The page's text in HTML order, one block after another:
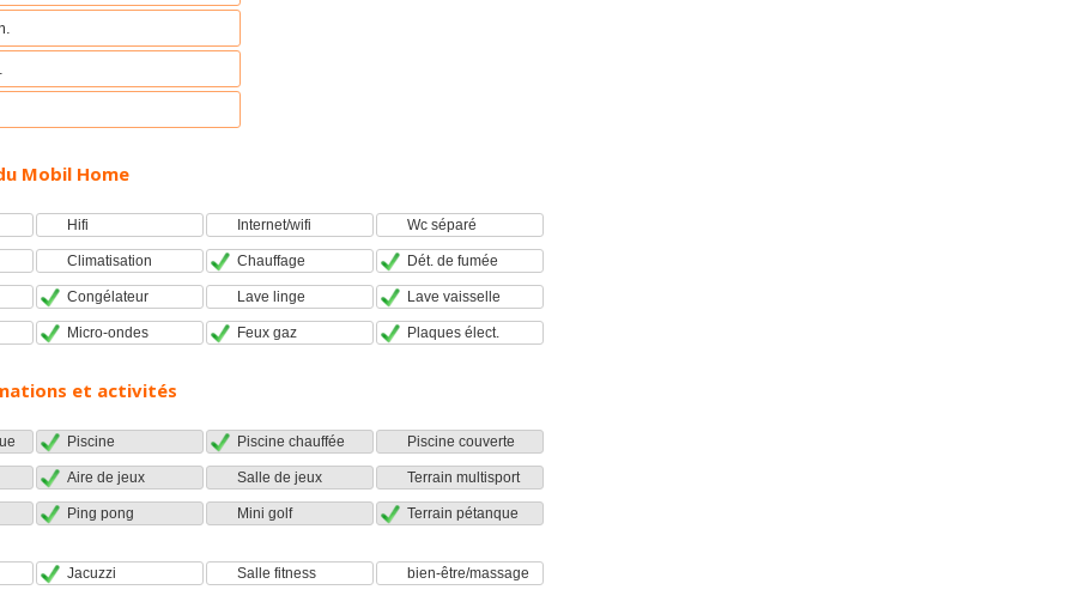
Mobil Home
Hifi Internet/wifi Wc séparé
Climatisation Chauffage Dét. de fumée
Congélateur Lave linge Lave vaisselle
Micro-ondes Feux gaz Plaques élect.
et activités
Piscine Piscine chauffée Piscine couverte
Aire de jeux Salle de jeux Terrain multisport
Ping pong Mini golf Terrain pétanque
Jacuzzi Salle fitness bien-être/massage